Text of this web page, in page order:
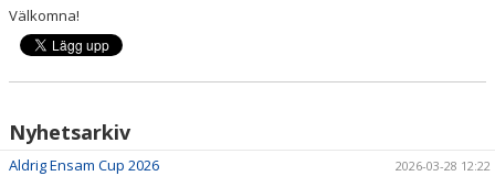
Välkomna!
Nyhetsarkiv
Aldrig Ensam Cup 2026 2026-03-28 12:22